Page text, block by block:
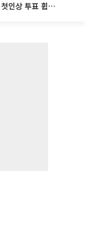
‘나솔사계’ 국화, 결별 후 재등장⋯첫인상 투표 휩쓸고 ‘인기녀’ 등극